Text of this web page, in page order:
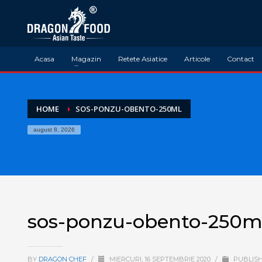
Acasa Magazin Retete Asiatice Articole Contact
HOME SOS-PONZU-OBENTO-250ML
august 8, 2026
sos-ponzu-obento-
BY DRAGON CHEF / MIERCURI, 16 SEPTEMBRIE 2020 /